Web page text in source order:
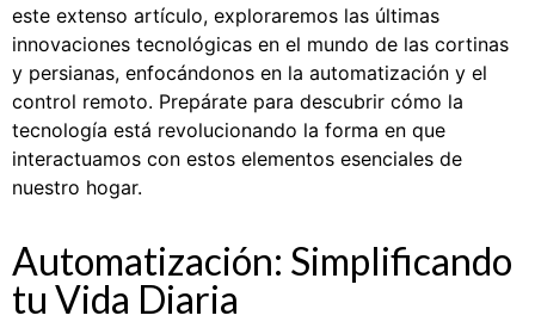
este extenso artículo, exploraremos las últimas
innovaciones tecnológicas en el mundo de las cortinas
y persianas, enfocándonos en la automatización y el
control remoto. Prepárate para descubrir cómo la
tecnología está revolucionando la forma en que
interactuamos con estos elementos esenciales de
nuestro hogar.
Automatización: Simplificando
tu Vida Diaria